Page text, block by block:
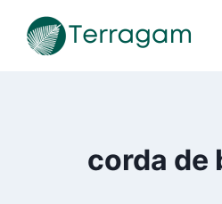
para
corda de